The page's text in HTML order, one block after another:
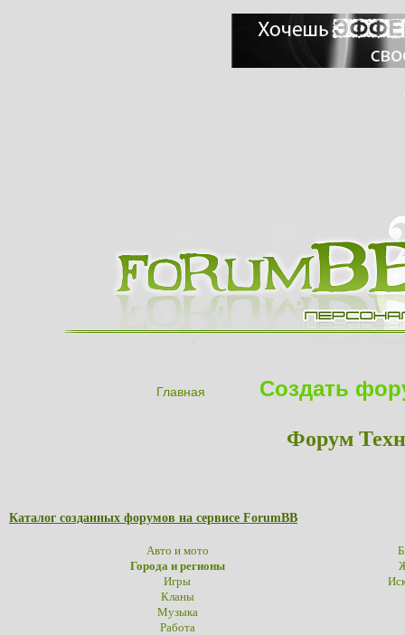
Главная Создать
Форум
Каталог созданных форумов на сервисе ForumBB
Авто и мото
Города и регионы
Игры
Кланы
Музыка
Работа